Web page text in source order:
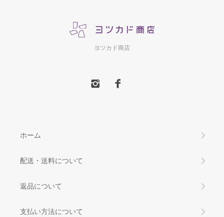
ヨツカド商店
ホーム
配送・送料について
返品について
支払い方法について